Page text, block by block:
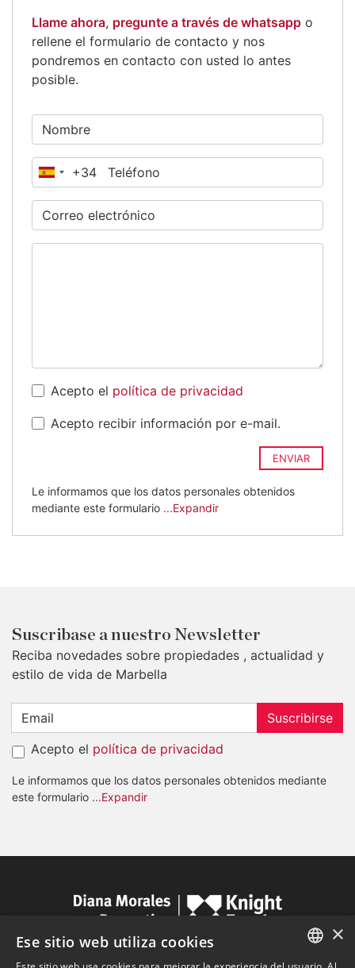
Llame ahora, pregunte a través de whatsapp o
rellene el formulario de contacto y nos
pondremos en contacto con usted lo antes
posible.
España
+34
Acepto el política de privacidad
Acepto recibir información por e-mail.
ENVIAR
Le informamos que los datos personales obtenidos
mediante este formulario ...Expandir
Suscribase a nuestro Newsletter
Reciba novedades sobre propiedades , actualidad y
estilo de vida de Marbella
Suscribirse
Acepto el política de privacidad
Le informamos que los datos personales obtenidos mediante
este formulario ...Expandir
×
Ese sitio web utiliza cookies